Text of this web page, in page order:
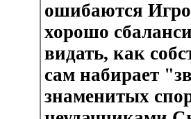
ошибаются
хорошо
видать, как
сам набирает
знаменитых